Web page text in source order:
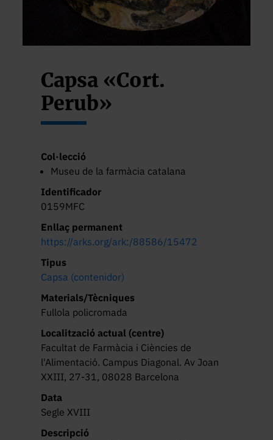
Capsa «Cort.
Perub»
Col·lecció
Museu de la farmàcia catalana
Identificador
0159MFC
Enllaç permanent
https://arks.org/ark:/88586/15472
Tipus
Capsa (contenidor)
Materials/Tècniques
Fullola policromada
Localització actual (centre)
Facultat de Farmàcia i Ciències de
l'Alimentació. Campus Diagonal. Av Joan
XXIII, 27-31, 08028 Barcelona
Data
Segle XVIII
Descripció